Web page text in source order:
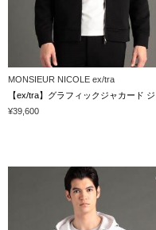
MONSIEUR NICOLE ex/tra
¥39,600